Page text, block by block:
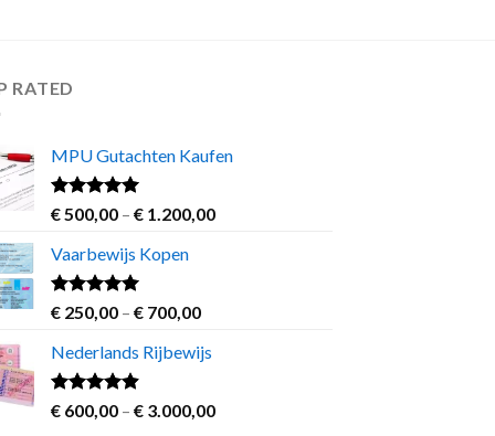
RATED
MPU Gutachten Kaufen
Rated5.00
out of 5
€500,00 – €1.200,00Price
Vaarbewijs Kopen
Rated4.63
out of 5
€250,00 – €700,00Price
€ 250,00
€ 700,00
Nederlands Rijbewijs
Rated4.60
out of 5
€600,00 – €3.000,00Price